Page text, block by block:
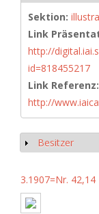
Sektion:
Link
http://
id=818455217
Link Referenz:
http://
Show
Besitzer
3.1907=Nr. 42,14